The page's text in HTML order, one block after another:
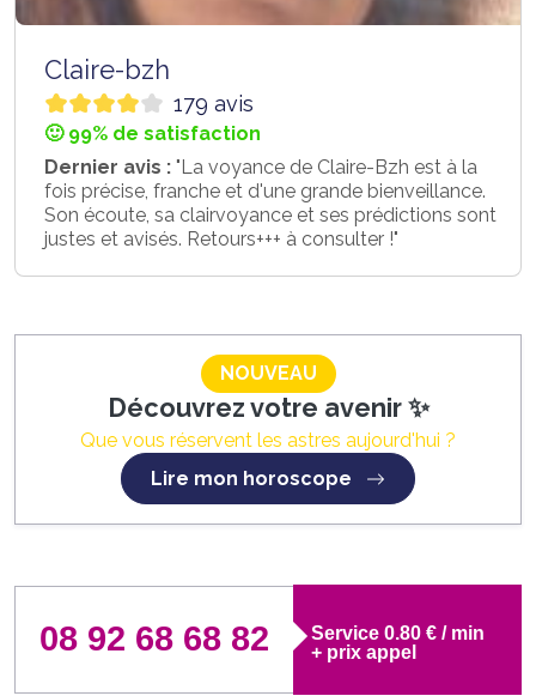
Claire-bzh
179 avis
🙂 99% de satisfaction
Dernier avis : "La voyance de Claire-Bzh est à la
fois précise, franche et d'une grande bienveillance.
Son écoute, sa clairvoyance et ses prédictions sont
justes et avisés. Retours+++ à consulter !"
NOUVEAU
Découvrez votre avenir ✨
Que vous réservent les astres aujourd'hui ?
Lire mon horoscope
08 92 68 68 82
Service 0.80 € / min
+ prix appel